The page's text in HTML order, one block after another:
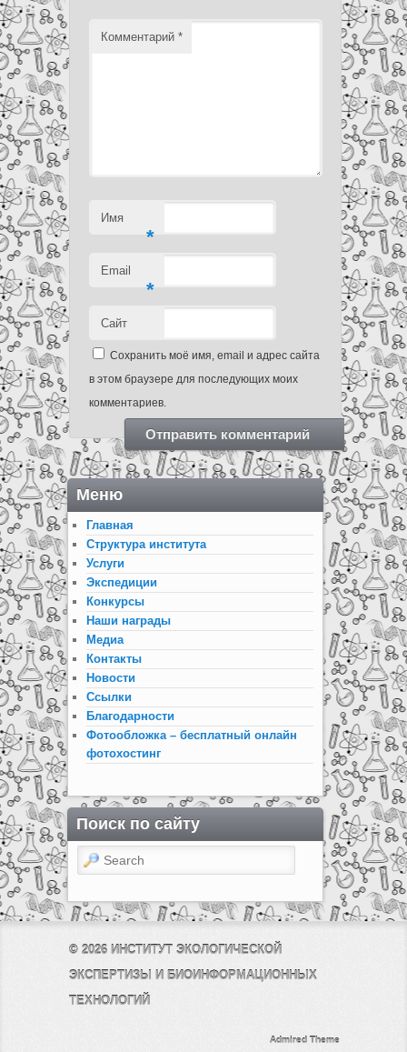
Комментарий *
Имя
*
Email
*
Сайт
Сохранить моё имя, email и адрес сайта
в этом браузере для последующих моих
комментариев.
Меню
Главная
Структура института
Услуги
Экспедиции
Конкурсы
Наши награды
Медиа
Контакты
Новости
Ссылки
Благодарности
Фотообложка – бесплатный онлайн
фотохостинг
Поиск по сайту
Search
© 2026 ИНСТИТУТ ЭКОЛОГИЧЕСКОЙ
ЭКСПЕРТИЗЫ И БИОИНФОРМАЦИОННЫХ
ТЕХНОЛОГИЙ
Admired Theme